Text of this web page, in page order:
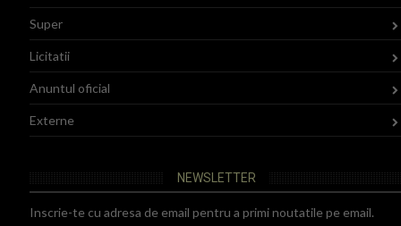
Super
Licitatii
Anuntul oficial
Externe
NEWSLETTER
Inscrie-te cu adresa de email pentru a primi noutatile pe email.